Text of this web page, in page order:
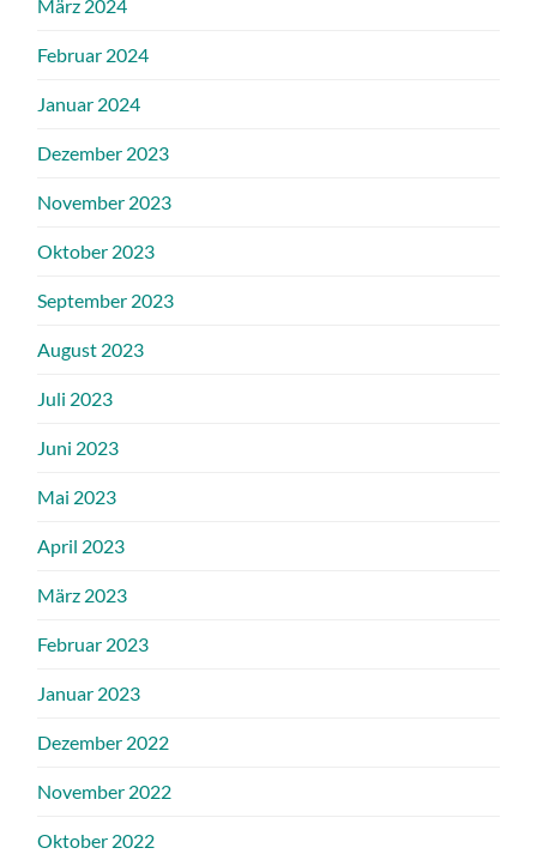
März 2024
Februar 2024
Januar 2024
Dezember 2023
November 2023
Oktober 2023
September 2023
August 2023
Juli 2023
Juni 2023
Mai 2023
April 2023
März 2023
Februar 2023
Januar 2023
Dezember 2022
November 2022
Oktober 2022